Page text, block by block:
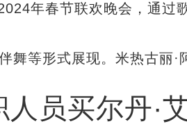
年春节联欢晚会，通过
舞等形式展现。米热古
买尔丹·艾